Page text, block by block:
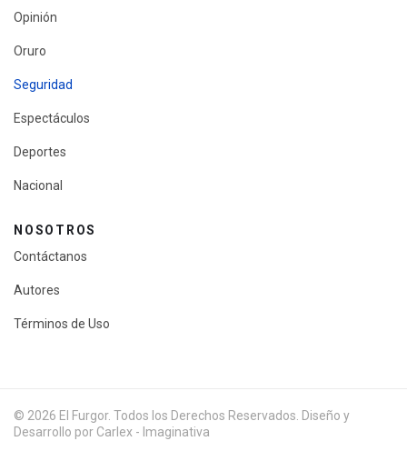
Opinión
Oruro
Seguridad
Espectáculos
Deportes
Nacional
NOSOTROS
Contáctanos
Autores
Términos de Uso
© 2026 El Furgor. Todos los Derechos Reservados. Diseño y
Desarrollo por Carlex - Imaginativa